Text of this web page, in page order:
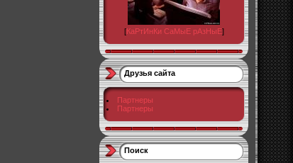
[КаРтИнКи СаМыЕ рАзНыЕ]
Друзья сайта
Партнеры
Партнеры
Поиск